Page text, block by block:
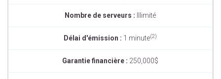
Nombre de serveurs : Illimité
Délai d'émission : 1 minute(2)
Garantie financière : 250,000$